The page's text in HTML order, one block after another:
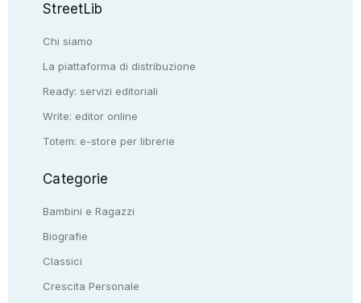
StreetLib
Chi siamo
La piattaforma di distribuzione
Ready: servizi editoriali
Write: editor online
Totem: e-store per librerie
Categorie
Bambini e Ragazzi
Biografie
Classici
Crescita Personale